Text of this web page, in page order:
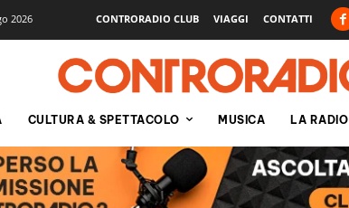
2026 CONTRORADIO CLUB VIAGGI CONTATTI
CULTURA & SPETTACOLO MUSICA LA RADIO